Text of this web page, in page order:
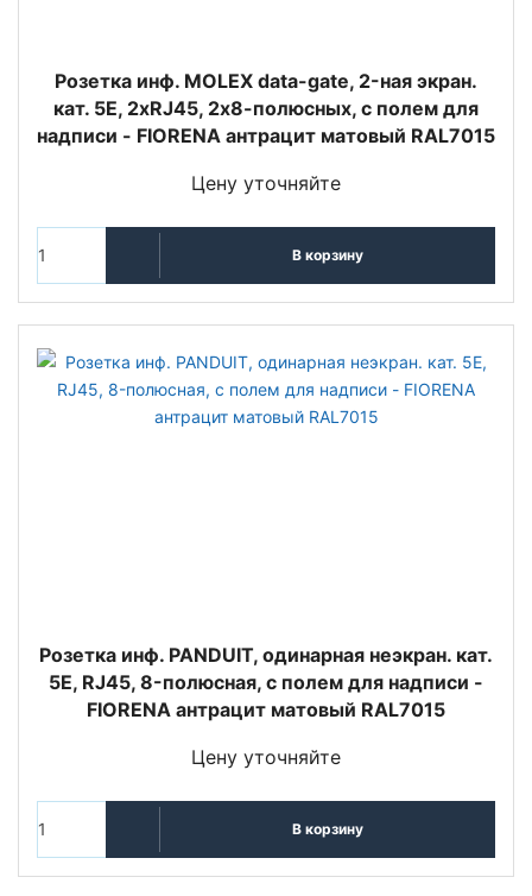
Розетка инф. MOLEX data-gate, 2-ная экран.
кат. 5E, 2хRJ45, 2х8-полюсных, с полем для
надписи - FIORENA антрацит матовый RAL7015
Цену уточняйте
В корзину
Розетка инф. PANDUIT, одинарная неэкран. кат.
5E, RJ45, 8-полюсная, с полем для надписи -
FIORENA антрацит матовый RAL7015
Цену уточняйте
В корзину